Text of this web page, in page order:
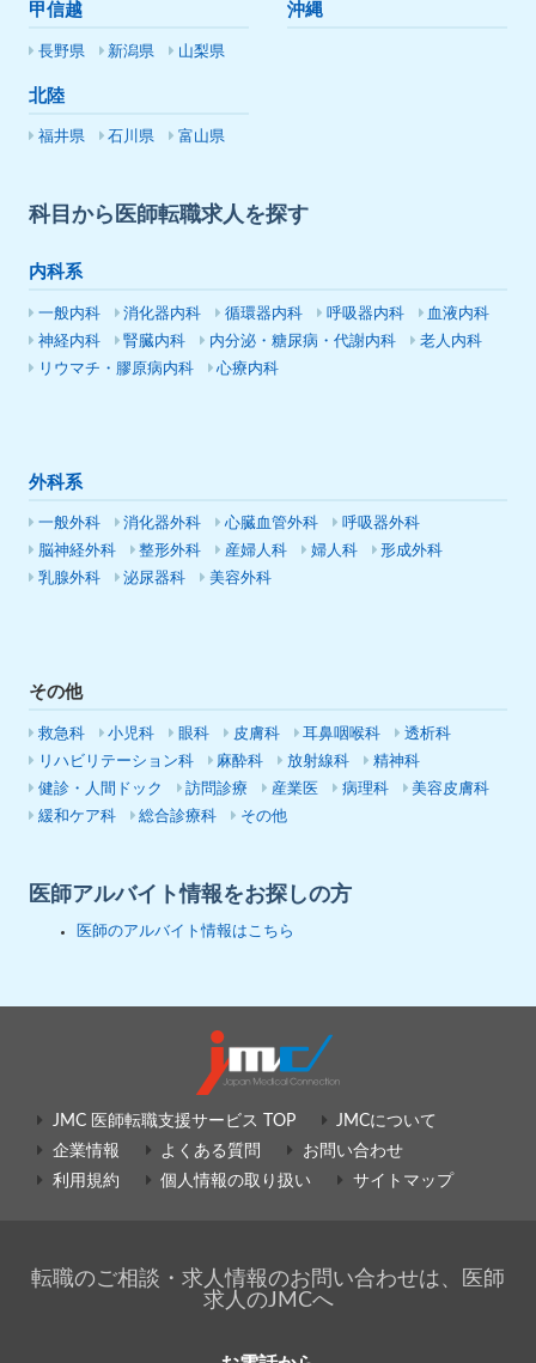
甲信越
長野県 新潟県 山梨県
北陸
福井県 石川県 富山県
沖縄
科目から医師転職求人を探す
内科系
一般内科 消化器内科 循環器内科 呼吸器内科
血液内科
神経内科
腎臓内科 内分泌・糖尿病・代謝内科
老人内科
リウマチ・膠原病内科
心療内科
外科系
一般外科 消化器外科 心臓血管外科
呼吸器外科
脳神経外科
整形外科 産婦人科 婦人科
形成外科
乳腺外科
泌尿器科 美容外科
その他
救急科 小児科 眼科 皮膚科 耳鼻咽喉科
透析科
リハビリテーション科
麻酔科 放射線科
精神科
健診・人間ドック
訪問診療 産業医 病理科
美容皮膚科
緩和ケア科
総合診療科 その他
医師アルバイト情報をお探しの方
医師のアルバイト情報はこちら
JMC 医師転職支援サービス TOP
JMCについて
企業情報
よくある質問
お問い合わせ
利用規約
個人情報の取り扱い サイトマップ
転職のご相談・求人情報のお問い合わせは、医師
求人のJMCへ